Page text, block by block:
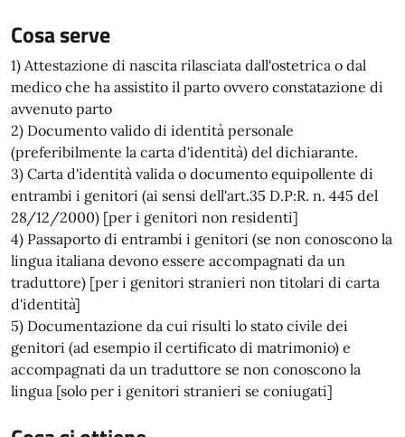
Cosa serve
1) Attestazione di nascita rilasciata dall'ostetrica o dal
medico che ha assistito il parto ovvero constatazione di
avvenuto parto
2) Documento valido di identità personale
(preferibilmente la carta d'identità) del dichiarante.
3) Carta d'identità valida o documento equipollente di
entrambi i genitori (ai sensi dell'art.35 D.P:R. n. 445 del
28/12/2000) [per i genitori non residenti]
4) Passaporto di entrambi i genitori (se non conoscono la
lingua italiana devono essere accompagnati da un
traduttore) [per i genitori stranieri non titolari di carta
d'identità]
5) Documentazione da cui risulti lo stato civile dei
genitori (ad esempio il certificato di matrimonio) e
accompagnati da un traduttore se non conoscono la
lingua [solo per i genitori stranieri se coniugati]